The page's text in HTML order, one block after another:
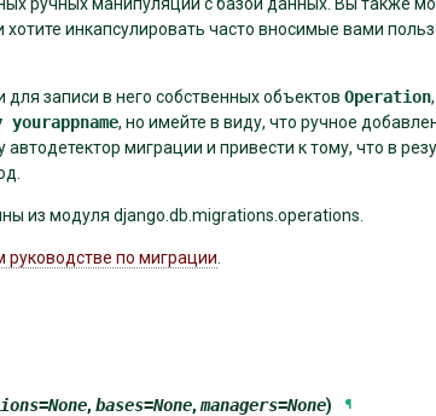
инкапсулировать часто вносимые вами
записи в него собственных объектов Operation
yourappname, но имейте в виду, что ручное
миграции и привести к тому, что в
из модуля django.db.migrations.operations.
руководстве по миграции
=None, bases=None, managers=None) ¶